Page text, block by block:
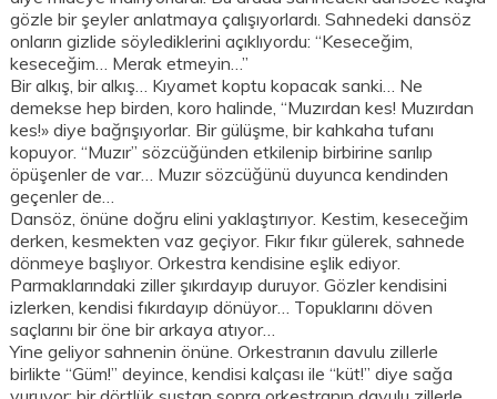
gözle bir şeyler anlatmaya çalışıyorlardı. Sahnedeki dansöz
onların gizlide söylediklerini açıklıyordu: “Keseceğim,
keseceğim… Merak etmeyin…”
Bir alkış, bir alkış… Kıyamet koptu kopacak sanki… Ne
demekse hep birden, koro halinde, “Muzırdan kes! Muzırdan
kes!» diye bağrışıyorlar. Bir gülüşme, bir kahkaha tufanı
kopuyor. “Muzır” sözcüğünden etkilenip birbirine sarılıp
öpüşenler de var… Muzır sözcüğünü duyunca kendinden
geçenler de…
Dansöz, önüne doğru elini yaklaştırıyor. Kestim, keseceğim
derken, kesmekten vaz geçiyor. Fıkır fıkır gülerek, sahnede
dönmeye başlıyor. Orkestra kendisine eşlik ediyor.
Parmaklarındaki ziller şıkırdayıp duruyor. Gözler kendisini
izlerken, kendisi fıkırdayıp dönüyor… Topuklarını döven
saçlarını bir öne bir arkaya atıyor…
Yine geliyor sahnenin önüne. Orkestranın davulu zillerle
birlikte “Güm!” deyince, kendisi kalçası ile “küt!” diye sağa